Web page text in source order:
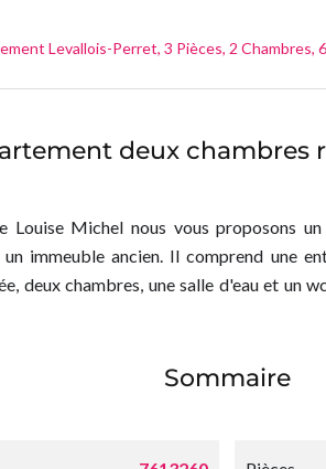
Levallois-Perret, 3 Pièces, 2 Chambres,
deux chambres
Louise Michel nous vous proposons
immeuble ancien. Il comprend une
deux chambres, une salle d'eau et un
Sommaire